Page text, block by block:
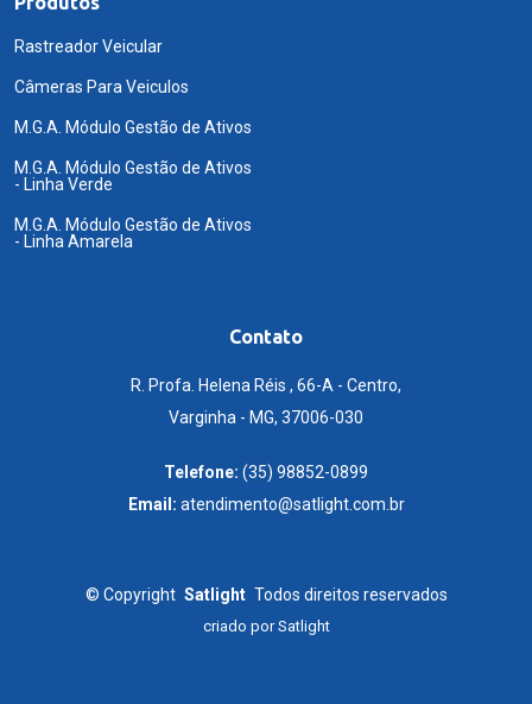
Rastreador Veicular
Câmeras Para Veiculos
M.G.A. Módulo Gestão de Ativos
M.G.A. Módulo Gestão de Ativos
- Linha Verde
M.G.A. Módulo Gestão de Ativos
- Linha Amarela
Contato
R. Profa. Helena Réis , 66-A - Centro,
Varginha - MG, 37006-030
Telefone: (35) 98852-0899
Email: atendimento@satlight.com.br
© Copyright Satlight Todos direitos reservados
criado porSatlight